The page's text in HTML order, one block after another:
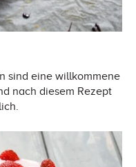
sind eine willkommene
nach diesem Rezept